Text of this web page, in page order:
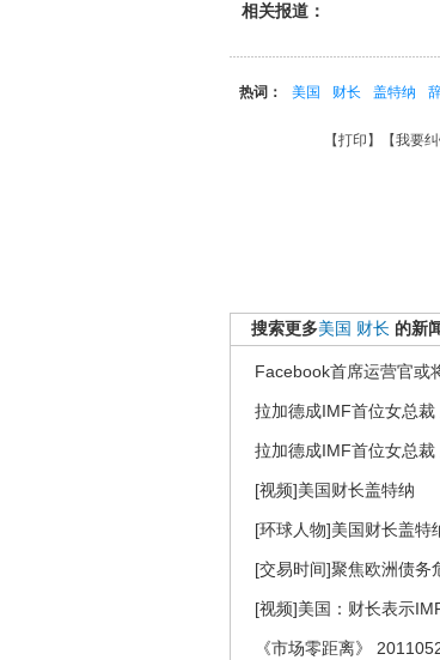
相关报道：
热词： 美国 财长 盖特纳
【打印 】【我要
搜索更多美国 财长 的新
Facebook首席运营官或
拉加德成IMF首位女总
拉加德成IMF首位女总
[视频]美国财长盖特纳
[环球人物]美国财长盖特
[交易时间]聚焦欧洲债务
[视频]美国：财长表示
《市场零距离》